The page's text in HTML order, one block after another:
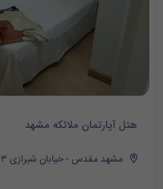
هتل آپارتمان ملائکه مشهد
مشهد مقدس - خیابان شیرازی ۳ - کوچه ملاهاشم - بازارچه شهید آستانه پرست - کوچه ضیاء